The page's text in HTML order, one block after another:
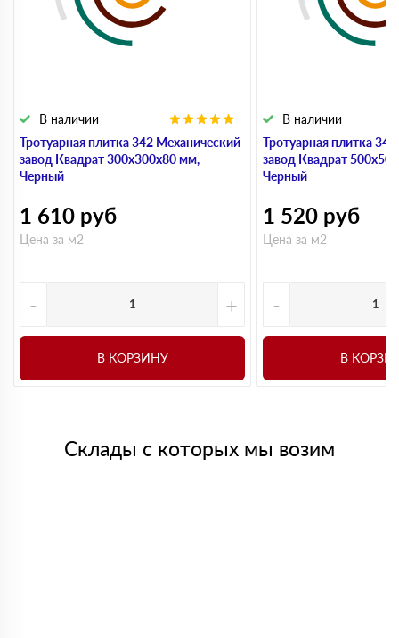
Тротуарная плитка 342 Механический
завод Квадрат 300х300х80 мм,
Черный
В наличии
1 610 руб
Цена за м2
- +
В КОРЗИНУ
Тротуарная плитка
завод Квадрат
Черный
В наличии
1 520 руб
Цена за м2
-
В
Склады с которых мы возим